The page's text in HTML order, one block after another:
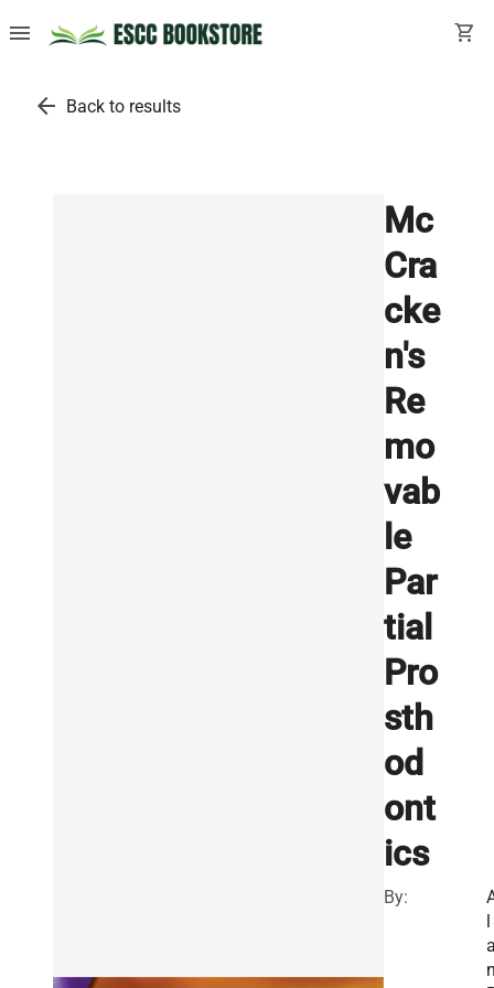
menu shopping_cart
arrow_back Back to results
Mc
Cra
cke
n's
Re
mo
vab
le
Par
tial
Pro
sth
od
ont
ics
By:
l